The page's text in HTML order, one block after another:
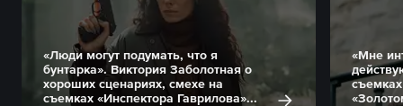
«Люди могут подумать, что я
бунтарка». Виктория Заболотная о
хороших сценариях, смехе на
съемках «Инспектора Гаврилова»...
«Мне